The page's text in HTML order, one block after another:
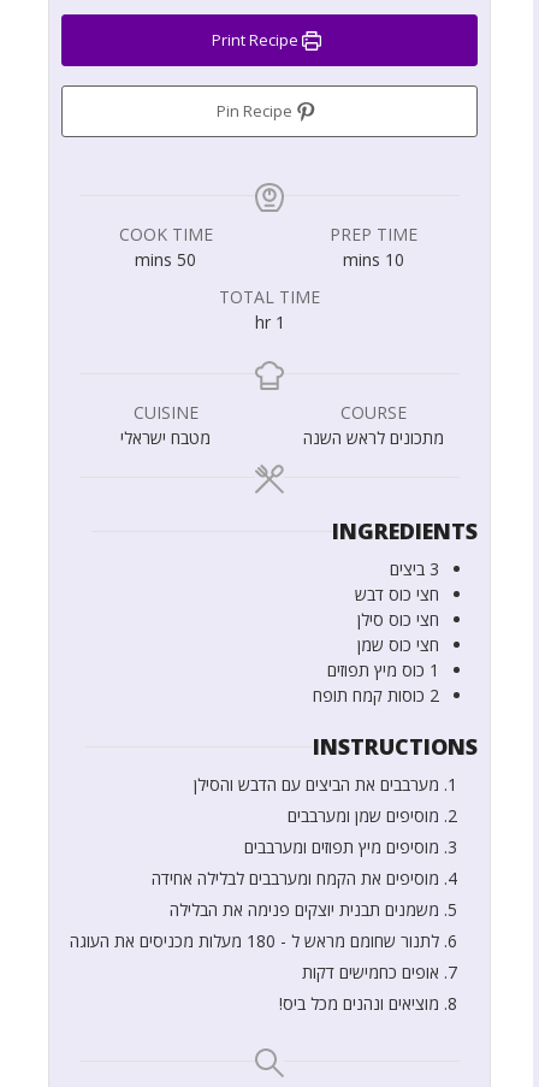
PREP TIME
10
mins
COOK TIME
50
mins
TOTAL TIME
1
hr
COURSE
מתכונים לראש השנה
CUISINE
מטבח ישראלי
INGREDIENTS
3 ביצים
חצי כוס דבש
חצי כוס סילן
חצי כוס שמן
1 כוס מיץ תפוזים
2 כוסות קמח תופח
INSTRUCTIONS
מערבבים את הביצים עם הדבש והסילן
מוסיפים שמן ומערבבים
מוסיפים מיץ תפוזים ומערבבים
מוסיפים את הקמח ומערבבים לבלילה אחידה
משמנים תבנית יוצקים פנימה את הבלילה
לתנור שחומם מראש ל - 180 מעלות מכניסים את העוגה
אופים כחמישים דקות
מוציאים ונהנים מכל ביס!